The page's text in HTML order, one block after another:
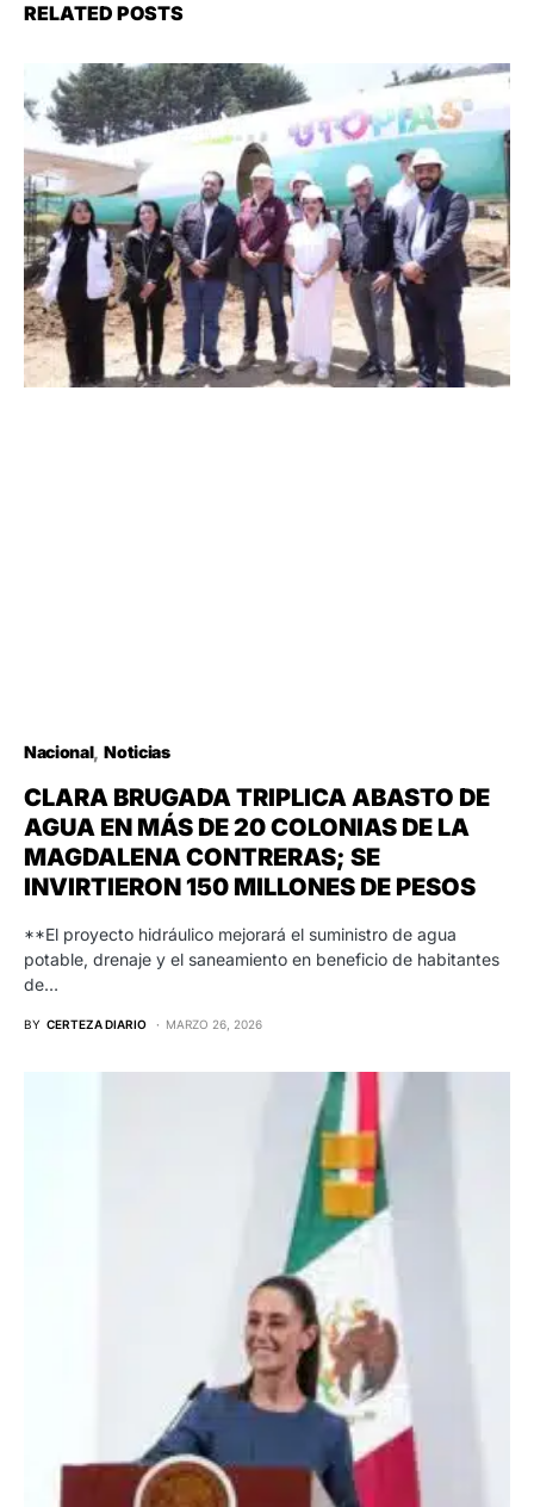
RELATED POSTS
Nacional Noticias
CLARA BRUGADA TRIPLICA ABASTO DE
AGUA EN MÁS DE 20 COLONIAS DE LA
MAGDALENA CONTRERAS; SE
INVIRTIERON 150 MILLONES DE PESOS
**El proyecto hidráulico mejorará el suministro de agua
potable, drenaje y el saneamiento en beneficio de habitantes
de…
BY CERTEZA DIARIO MARZO 26, 2026